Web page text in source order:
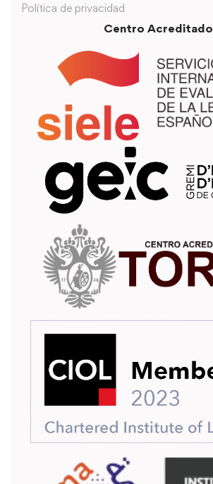
Política de privacidad
Centro Acreditado